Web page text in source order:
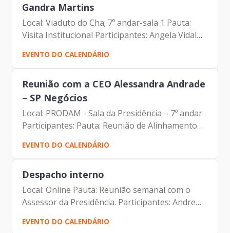
Gandra Martins
Local: Viaduto do Cha; 7º andar-sala 1 Pauta:
Visita Institucional Participantes: Angela Vidal
Gandra Martins (Secretária SMRI) Francisco de
Padovan Forbes ( Presidente da Prodam) Elias
Fares...
EVENTO DO CALENDÁRIO
Reunião com a CEO Alessandra Andrade
– SP Negócios
Local: PRODAM - Sala da Presidência – 7º andar
Participantes: Pauta: Reunião de Alinhamento
Alessandra Andrade (CEO da SP Negócios)
Andre Tomiatto de Oliveira (Assessor da
Presidência da Prodam)...
EVENTO DO CALENDÁRIO
Despacho interno
Local: Online Pauta: Reunião semanal com o
Assessor da Presidência. Participantes: Andre
Tomiatto de Oliveira (Assessor da Presidência
da Prodam) Francisco de Padovan Forbes (
EVENTO DO CALENDÁRIO